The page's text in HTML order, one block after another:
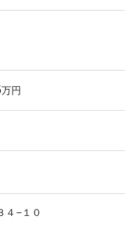
合が設置されてお
ンの金利変動など一
どから大きなリスク
万円
４−１０